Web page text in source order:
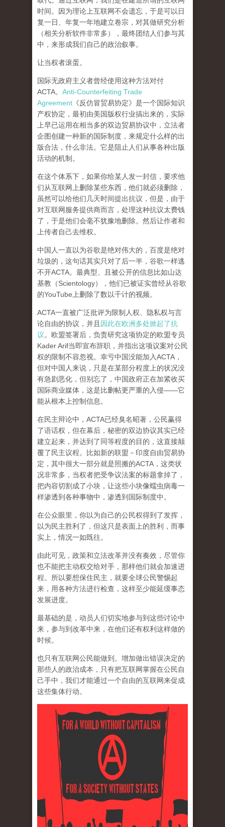
时间。因为理论上互联网不会遗忘，于是可以日
复一日、年复一年地建立卷宗，对其做研究分析
（相关分析软件非常多）， 最终团结人们参与其
中，来形成我们自己的政治叙事。
让当权者滚蛋。
国际无政府主义者曾经使用这种方法对付
ACTA。 Anti-Counterfeiting Trade
Agreement 《反仿冒贸易协定》是一个国际知识
产权协定，最初由美国版权行业搞出来的，实际
上早已运用在相当多的双边贸易协议中，立法者
企图创建一种新的国际制度，来规定什么样的出
版合法，什么非法。它是阻止人们从事各种出版
活动的机制。
在这个体系下，如果你给某人发一封信，要求他
们从互联网上删除某些东西，他们就必须删除，
虽然可以给他们几天时间提出抗议，但是，由于
对互联网服务提供商而言，处理这种抗议太费钱
了，于是他们会毫不犹豫地删除。然后让作者和
上传者自己去维权。
中国人一直以为谷歌是绝对伟大的，百度是绝对
垃圾的，这句话其实只对了后一半，谷歌一样逃
不开ACTA。最典型、且被公开的信息比如山达
基教（Scientology），他们已被证实曾经从谷歌
的YouTube上删除了数以千计的视频。
ACTA一直被广泛批评为限制人权、隐私权与言
论自由的协议，并且 因此在欧洲多处掀起了抗
议。欧盟签署后，负责研究这项协定的欧盟专员
Kader Arif当即宣布辞职，并指出这项议案对公民
权的限制不容忽视。 幸亏中国没能加入ACTA，
但对中国人来说，只是在某部分程度上的状况没
有急剧恶化，但别忘了，中国政府正在加紧收买
国际商业媒体，这是比删帖更严重的入侵——它
能从根本上控制信息。
在民主辩论中，ACTA已经臭名昭著，公民赢得
了语话权，但在幕后，秘密的双边协议其实已经
建立起来，并达到了同等程度的目的，这直接颠
覆了民主议程。比如新的联盟－印度自由贸易协
定，其中很大一部分就是照搬的ACTA，这类状
况非常多，当权者把受争议法案的标题拿掉了，
把内容切割成了小块，让这些小块像蠕虫病毒一
样渗透到各种事物中，渗透到国际制度中。
在公众眼里，你以为自己的公民权得到了发挥，
以为民主胜利了，但这只是表面上的胜利，而事
实上，情况一如既往。
由此可见，政策和立法改革并没有奏效，尽管你
也不能把主动权交给对手，那样他们就会加速进
程。所以要想保住民主，就要全球公民警惕起
来，用各种方法进行检查，这样至少能延缓事态
发展进度。
最基础的是，动员人们切实地参与到这些讨论中
来，参与到改革中来，在他们还有权利这样做的
时候。
也只有互联网公民能做到。增加做出错误决定的
那些人的政治成本，只有把互联网掌握在公民自
己手中，我们才能通过一个自由的互联网来促成
这些集体行动。